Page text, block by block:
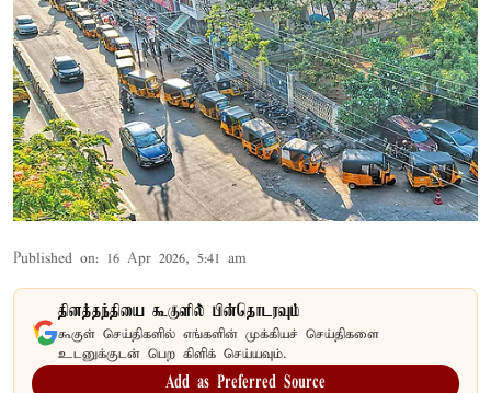
Published on: 16 Apr 2026, 5:41 am
தினத்தந்தியை கூகுளில் பின்தொடரவும்
கூகுள் செய்திகளில் எங்களின் முக்கியச் செய்திகளை
உடனுக்குடன் பெற கிளிக் செய்யவும்.
Add as Preferred Source